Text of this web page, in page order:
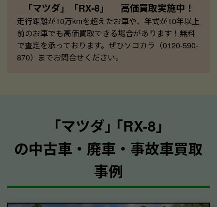
「マツダ」「RX-8」 高価買取実施中！
走行距離が10万kmを超えたお車や、年式が10年以上
前のお車でも高価買取できる場合があります！無料
で査定を承っております。ぜひソコカラ（0120-590-
870）までお問合せください。
｢マツダ｣ ｢RX-8｣
の中古車・廃車・事故車買取
事例